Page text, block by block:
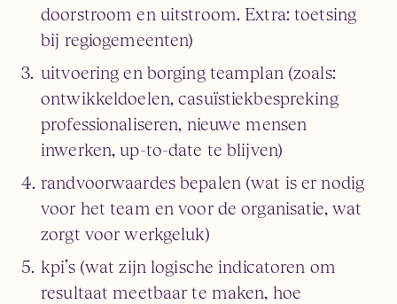
doorstroom en uitstroom. Extra: toetsing
bij regiogemeenten)
uitvoering en borging teamplan (zoals:
ontwikkeldoelen, casuïstiekbespreking
professionaliseren, nieuwe mensen
inwerken, up-to-date te blijven)
randvoorwaardes bepalen (wat is er nodig
voor het team en voor de organisatie, wat
zorgt voor werkgeluk)
kpi’s (wat zijn logische indicatoren om
resultaat meetbaar te maken, hoe